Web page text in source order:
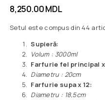
8,250.00MDL
Setul este compus din 44
Supieră:
Volum : 3000ml
Farfurie fel principal x
Diametru : 20cm
Farfurie supa x 12:
Diametru : 18,5cm